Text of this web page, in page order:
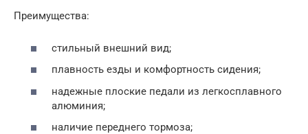
Преимущества:
стильный внешний вид;
плавность езды и комфортность сидения;
надежные плоские педали из легкосплавного
алюминия;
наличие переднего тормоза;